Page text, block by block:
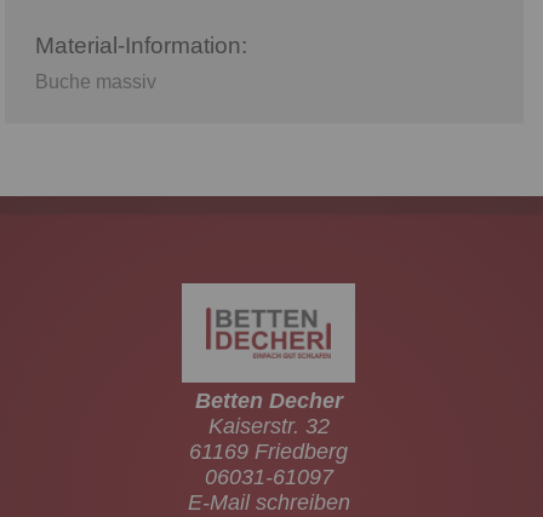
Material-Information:
Buche massiv
Betten Decher
Kaiserstr. 32
61169 Friedberg
06031-61097
E-Mail schreiben